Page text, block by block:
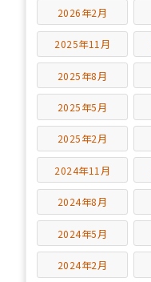
2026年2月
2025年11月
2025年8月
2025年5月
2025年2月
2024年11月
2024年8月
2024年5月
2024年2月